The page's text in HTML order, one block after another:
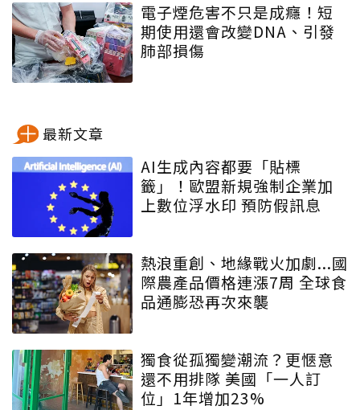
電子煙危害不只是成癮！短
期使用還會改變DNA、引發
肺部損傷
最新文章
AI生成內容都要「貼標
籤」！歐盟新規強制企業加
上數位浮水印 預防假訊息
熱浪重創、地緣戰火加劇...國
際農產品價格連漲7周 全球食
品通膨恐再次來襲
獨食從孤獨變潮流？更愜意
還不用排隊 美國「一人訂
位」1年增加23%